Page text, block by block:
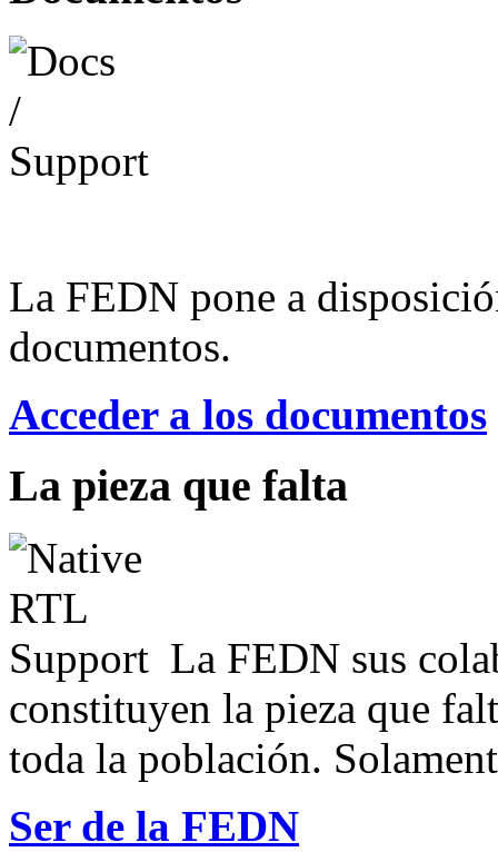
La FEDN pone a
documentos.
Acceder a los documentos
La pieza que falta
La FEDN sus
constituyen la pieza que
toda la población.
Ser de la FEDN